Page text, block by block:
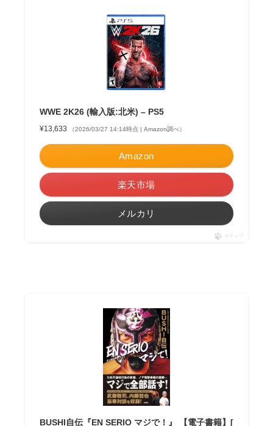
WWE 2K26 (輸入版:北米) – PS5
¥13,633 （2026/03/27 14:14時点 | Amazon調べ）
Amazon
楽天市場
メルカリ
ポチップ
BUSHI自伝『EN SERIO マジで！』 【電子書籍】[